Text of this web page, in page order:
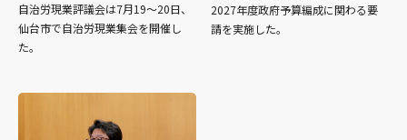
自治労現業評議会は7月19～20日、
仙台市で自治労現業集会を開催し
た。
2027年度政府予算編成に関わる要
請を実施した。